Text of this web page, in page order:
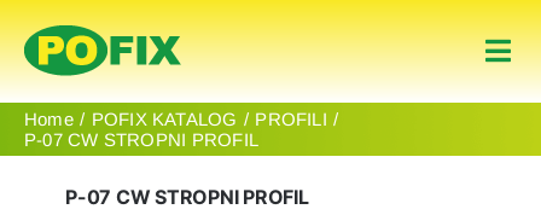
Skip
to
content
Naslovnica
Proizvodi
Home POFIX KATALOG
PROFILI
P-07 CW STROPNI PROFIL
P-07 CW STROPNI PROFIL